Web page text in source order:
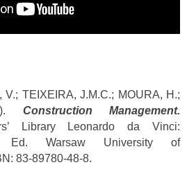
TEIXEIRA, J.M.C.; MOURA, H.;
Construction Management.
Library Leonardo da Vinci:
Ed. Warsaw University of
83-89780-48-8.